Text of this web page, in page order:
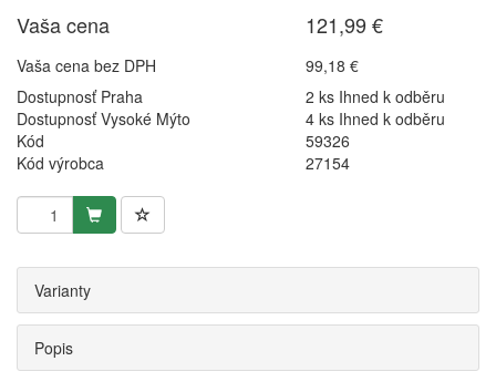
Vaša cena 121,99 €
Vaša cena bez DPH
99,18 €
Dostupnosť Praha
2 ks Ihned k odběru
Dostupnosť Vysoké Mýto
4 ks Ihned k odběru
Kód
59326
Kód výrobca
27154
Varianty
Popis